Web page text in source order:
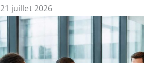
21 juillet 2026